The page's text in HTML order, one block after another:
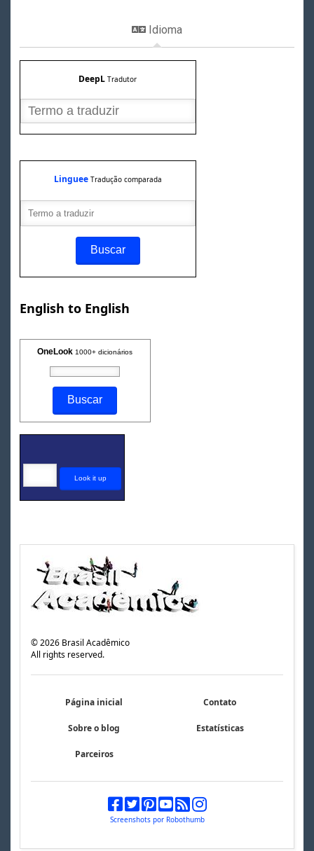
Idioma
DeepL Tradutor
Linguee Tradução comparada
English to English
OneLook 1000+ dicionários
©2026 Brasil Acadêmico
All rights reserved.
Página inicial Contato
Sobre o blog Estatísticas
Parceiros
Screenshots por Robothumb